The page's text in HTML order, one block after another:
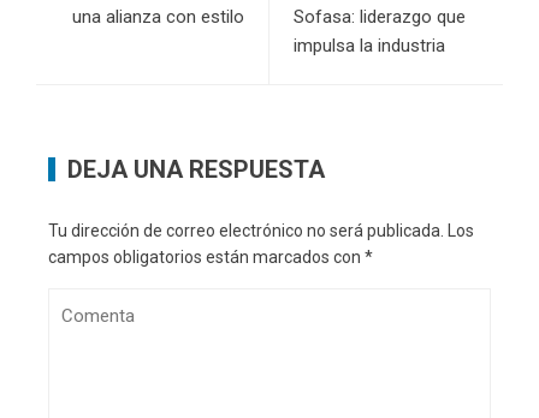
una alianza con estilo
Sofasa: liderazgo que
impulsa la industria
DEJA UNA RESPUESTA
Tu dirección de correo electrónico no será publicada. Los
campos obligatorios están marcados con *